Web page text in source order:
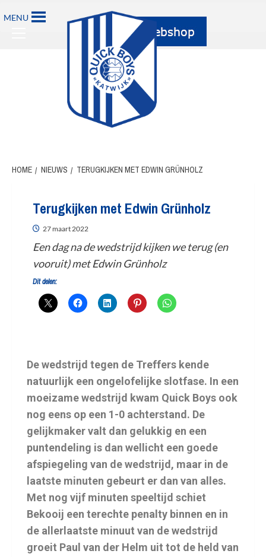
MENU
HOME NIEUWS TERUGKIJKEN MET EDWIN GRÜNHOLZ
Terugkijken met Edwin Grünholz
27 maart 2022
Een dag na de wedstrijd kijken we terug (en
vooruit) met Edwin Grünholz
Dit delen:
De wedstrijd tegen de Treffers kende
natuurlijk een ongelofelijke slotfase. In een
moeizame wedstrijd kwam Quick Boys ook
nog eens op een 1-0 achterstand. De
gelijkmaker valt dan gelukkig en een
puntendeling is dan wellicht een goede
afspiegeling van de wedstrijd, maar in de
laatste minuten gebeurt er dan van alles.
Met nog vijf minuten speeltijd schiet
Bekooij een terechte penalty binnen en in
de allerlaatste minuut van de wedstrijd
groeit Paul van der Helm uit tot de held van